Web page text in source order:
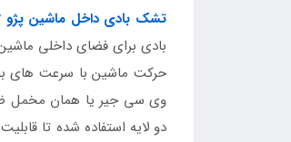
تشک بادی داخل ماشین پژو 207
حرکت ماشین با سرعت های
وی سی جیر یا همان مخمل